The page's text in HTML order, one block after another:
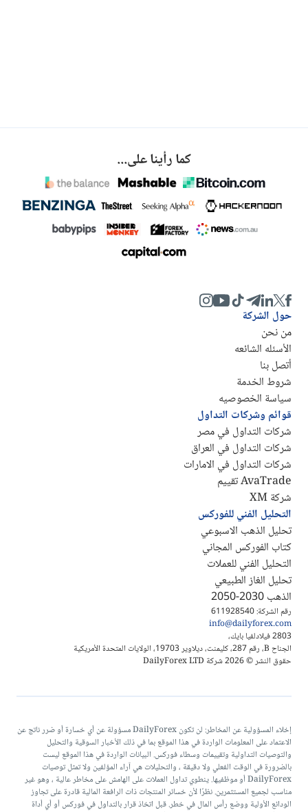
كما رأينا على...
رقم الشركة: 611928540
info@dailyforex.com
2803 فيلادلفيا بايك،
الجناح B، رقم 287، كليمنت، ديلاوير 19703، الولايات المتحدة الأمريكية
حقوق النشر © 2026 شركة DailyForex LTD
حول الشركة
من نحن
الأسئله الشائعه
أتصل بنا
شروط الخدمة
سياسة الخصوصيه
قوائم وشركات التداول
شركات التداول في مصر
شركات التداول في العراق
شركات التداول في الامارات
AvaTrade تقييم
شركة XM
التحليل الفني للفوركس
تحليل الذهب الاسبوعي
كتاب الفوركس المجاني
التحليل الفني للعملات
تحليل الغاز الطبيعي
الذهب 2030-2050
إخلاء المسؤولية عن المخاطر: لن تكون DailyForex مسؤولة عن أي خسارة أو ضرر ناتج عن
الاعتماد على المعلومات الواردة في هذا الموقع بما في ذلك الأخبار السوقية والتحليل
والتوصيات التداولية وتقييمات وسطاء فوركس. البيانات الواردة في هذا الموقع ليست
بالضرورة في الوقت الفعلي ولا دقيقة ، والتحليلات هي آراء المؤلفين ولا تمثل توصيات
DailyForex أو موظفيها. ينطوي تداول العملات على الهامش على مخاطر عالية ، وهو غير
مناسب لجميع المستثمرين. نظرًا لأن خسائر المنتجات ذات الرافعة المالية قادرة على تجاوز
الودائع الأولية ووضع رأس المال في خطر. قبل اتخاذ قرار بالتداول في فوركس أو أي أداة